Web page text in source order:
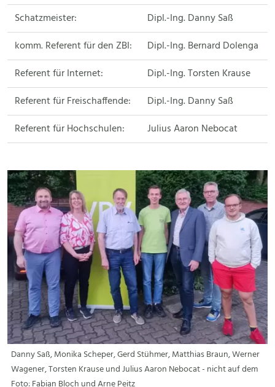
Schatzmeister:
Dipl.-Ing. Danny Saß
komm. Referent für den ZBI:
Dipl.-Ing. Bernard Dolenga
Referent für Internet:
Dipl.-Ing. Torsten Krause
Referent für Freischaffende:
Dipl.-Ing. Danny Saß
Referent für Hochschulen:
Julius Aaron Nebocat
Danny Saß, Monika Scheper, Gerd Stühmer, Matthias Braun, Werner
Wagener, Torsten Krause und Julius Aaron Nebocat - nicht auf dem